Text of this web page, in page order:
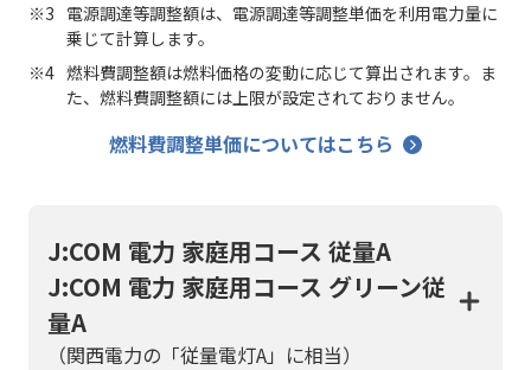
電源調達等調整額は、電源調達等調整単価を利用電力量に
乗じて計算します。
燃料費調整額は燃料価格の変動に応じて算出されます。ま
た、燃料費調整額には上限が設定されておりません。
燃料費調整単価についてはこちら
J:COM 電力 家庭用コース 従量A
J:COM 電力 家庭用コース グリーン従
量A
（関西電力の「従量電灯A」に相当）